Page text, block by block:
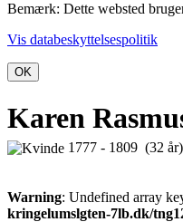
Bemærk: Dette websted
Vis databeskyttelsespolitik
OK
Karen
1777 - 1809 (32 år)
Warning: Undefined array
kringelumslgten-7lb.dk/